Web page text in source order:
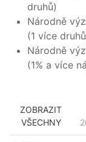
druhů)
Národně
(1 více
Národně
(1% a více
ZOBRAZIT
VŠECHNY